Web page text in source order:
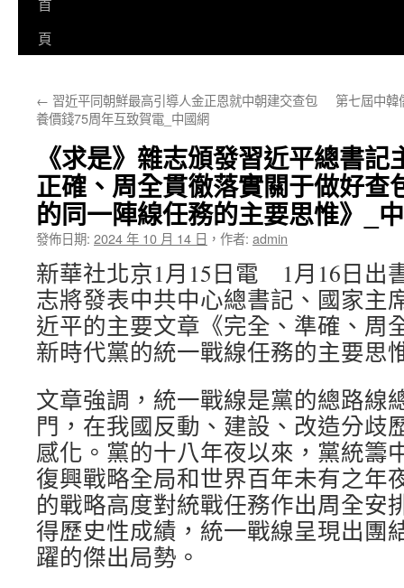
頁
← 習近平同朝鮮最高引導人金正恩就中朝建交查包
養價錢75周年互致賀電_中國網
第七屆中韓
《求是》雜志頒發習近平總書
正確、周全貫徹落實關于做好查
的同一陣線任務的主要思惟》_
發佈日期: 2024 年 10 月 14 日 ， 作者: admin
新華社北京1月15日電 1月16日出
志將發表中共中心總書記、國家主
近平的主要文章《完全、準確、周
新時代黨的統一戰線任務的主要思
文章強調，統一戰線是黨的總路線
門，在我國反動、建設、改造分歧
感化。黨的十八年夜以來，黨統籌
復興戰略全局和世界百年未有之年
的戰略高度對統戰任務作出周全安
得歷史性成績，統一戰線呈現出團
躍的傑出局勢。